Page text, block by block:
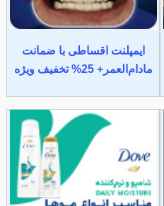
ایمپلنت اقساطی با ضمانت
مادام‌العمر+ 25% تخفیف ویژه